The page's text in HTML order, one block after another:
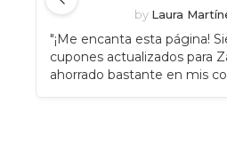
by Laura
"¡Me encanta esta página!
cupones actualizados para
ahorrado bastante en mis